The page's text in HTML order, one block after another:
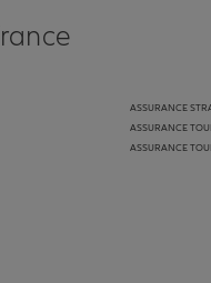
ASSURANCE
ASSURANCE
ASSURANCE